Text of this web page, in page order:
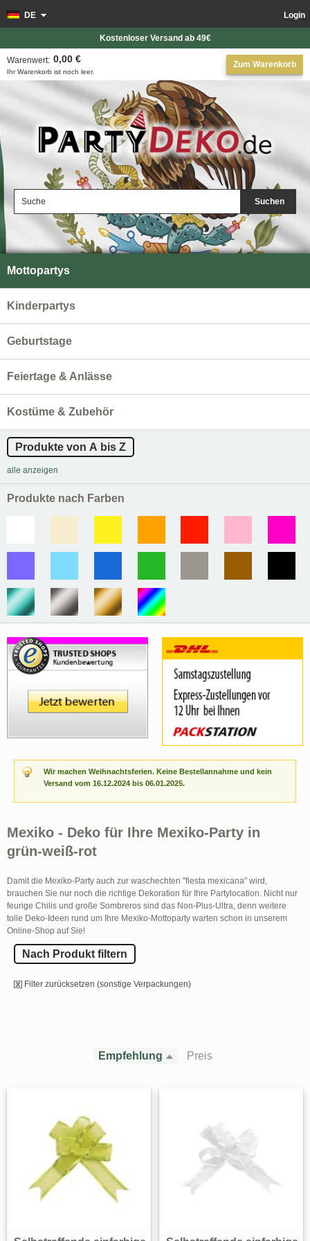
Suchen
Login
DE
Zum Warenkorb
Ihr Warenkorb ist noch leer.
Warenwert: 0,00 €
Kostenloser Versand ab 49€
Wir machen Weihnachtsferien. Keine Bestellannahme und kein
Versand vom 16.12.2024 bis 06.01.2025.
Mexiko - Deko für Ihre Mexiko-Party in
grün-weiß-rot
Damit die Mexiko-Party auch zur waschechten "fiesta mexicana" wird,
brauchen Sie nur noch die richtige Dekoration für Ihre Partylocation. Nicht nur
feurige Chilis und große Sombreros sind das Non-Plus-Ultra, denn weitere
tolle Deko-Ideen rund um Ihre Mexiko-Mottoparty warten schon in unserem
Online-Shop auf Sie!
Nach Produkt filtern
Filter zurücksetzen (sonstige Verpackungen)
Empfehlung Preis
Mottopartys
Kinderpartys
Geburtstage
Feiertage & Anlässe
Kostüme & Zubehör
Produkte von A bis Z
alle anzeigen
Produkte nach Farben